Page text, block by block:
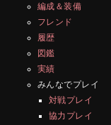
編成＆装備
フレンド
履歴
図鑑
実績
みんなでプレイ
対戦プレイ
協力プレイ